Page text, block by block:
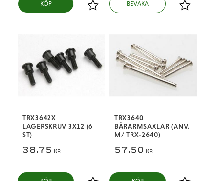
Lägg till i favoriter Lägg till i
TRX3642X
LAGERSKRUV 3X12 (6
ST)
38,75 KR
TRX3640
BÄRARMSAXLAR (ANV.
M/ TRX-2640)
57,50 KR